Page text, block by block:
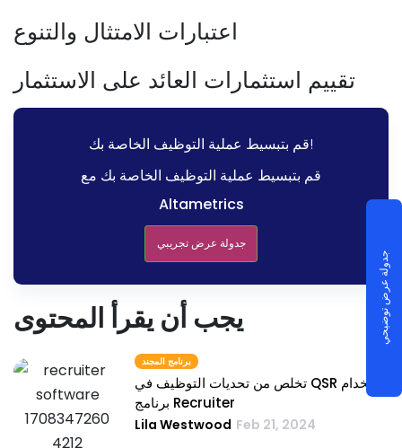
اعتبارات الامتثال والتنوع
تقييم استثمارات العائد على الاستثمار
قم بتبسيط عملية التوظيف الخاصة بك!
قم بتبسيط عملية التوظيف الخاصة بك مع
Altametrics
جدولة عرض تجريبي
يجب أن يقرأ المحتوى
برنامج المجند
تخلص من تحديات التوظيف في QSR باستخدام
برنامج Recruiter
Lila Westwood Feb 21, 2024
جدولة عرض توضيحي